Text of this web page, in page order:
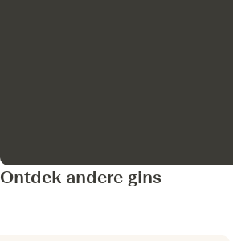
Ontdek andere gins